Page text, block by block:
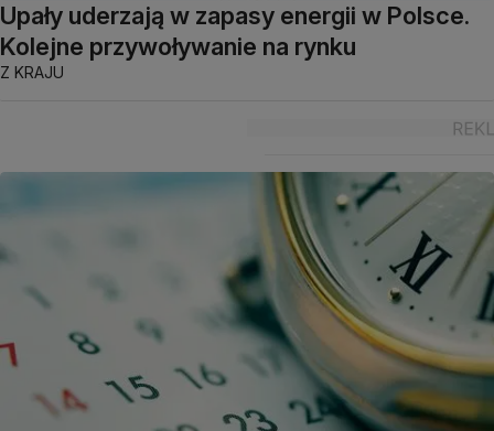
Upały uderzają w zapasy energii w Polsce.
Kolejne przywoływanie na rynku
Z KRAJU